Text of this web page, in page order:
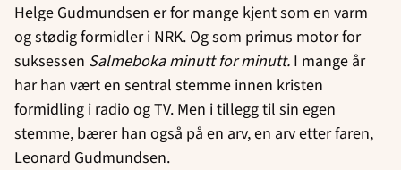
Helge Gudmundsen er for mange kjent som en varm
og stødig formidler i NRK. Og som primus motor for
suksessen Salmeboka minutt for minutt. I mange år
har han vært en sentral stemme innen kristen
formidling i radio og TV. Men i tillegg til sin egen
stemme, bærer han også på en arv, en arv etter faren,
Leonard Gudmundsen.